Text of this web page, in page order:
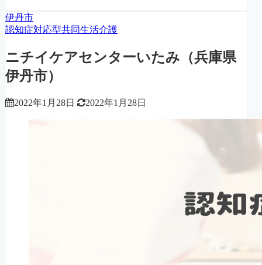
伊丹市
認知症対応型共同生活介護
ニチイケアセンターいたみ（兵庫県
伊丹市）
2022年1月28日 2022年1月28日